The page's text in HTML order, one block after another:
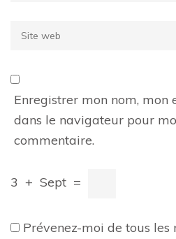
Site
Enregistrer mon nom, mon
dans le navigateur pour
commentaire.
3 + Sept =
Prévenez-moi de tous les